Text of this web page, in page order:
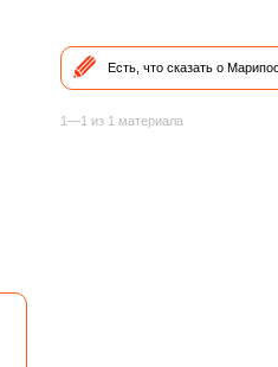
Есть, что сказать о
1—1 из 1 материала